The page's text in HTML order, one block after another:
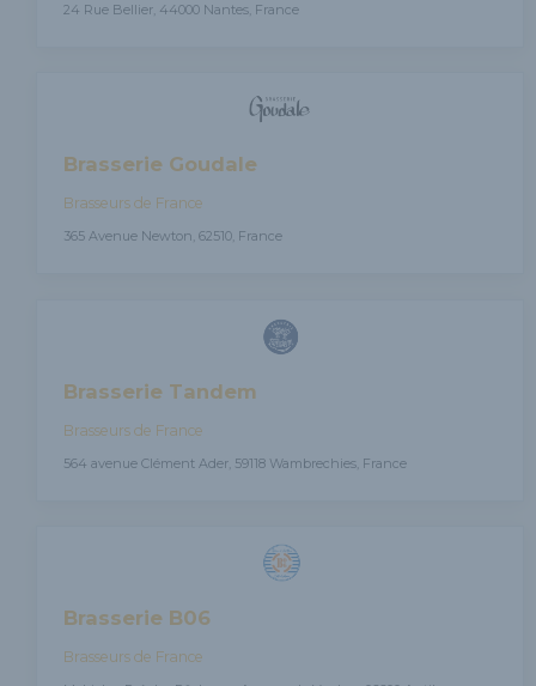
24 Rue Bellier, 44000 Nantes, France
Brasserie Goudale
Brasseurs de France
365 Avenue Newton, 62510, France
Brasserie Tandem
Brasseurs de France
564 avenue Clément Ader, 59118 Wambrechies, France
Brasserie B06
Brasseurs de France